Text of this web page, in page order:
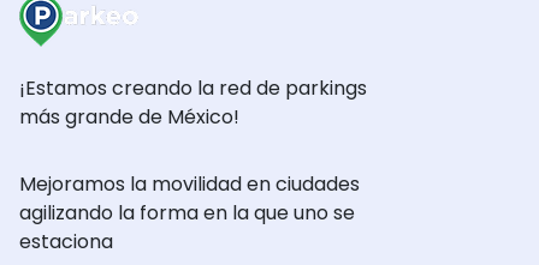
¡Estamos creando la red de parkings
más grande de México!
Mejoramos la movilidad en ciudades
agilizando la forma en la que uno se
estaciona